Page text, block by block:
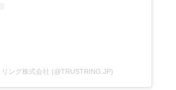
ング株式会社 (@TRUSTRING.JP)